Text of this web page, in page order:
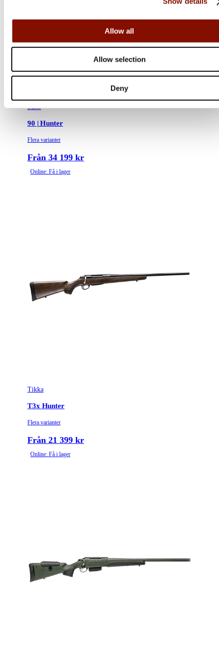
Allow all
Allow selection
Deny
Sako
90 | Hunter
Flera varianter
Från 34 199 kr
Online: Få i lager
Tikka
T3x Hunter
Flera varianter
Från 21 399 kr
Online: Få i lager